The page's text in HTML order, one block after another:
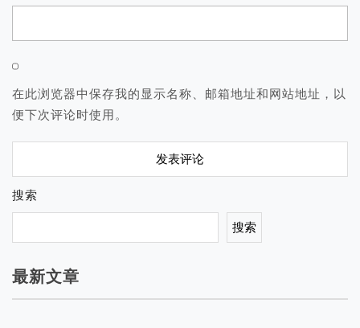
在此浏览器中保存我的显示名称、邮箱地址和网站地址，以
便下次评论时使用。
搜索
搜索
最新文章